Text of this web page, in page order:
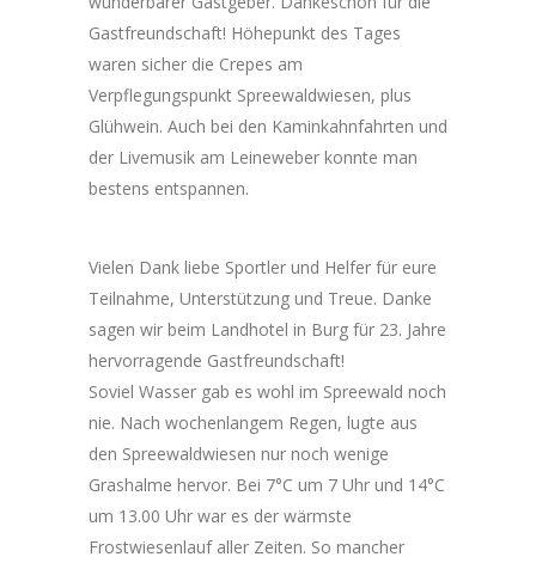
Gastfreundschaft! Höhepunkt des Tages
waren sicher die Crepes am
Verpflegungspunkt Spreewaldwiesen, plus
Glühwein. Auch bei den Kaminkahnfahrten und
der Livemusik am Leineweber konnte man
bestens entspannen.
Vielen Dank liebe Sportler und Helfer für eure
Teilnahme, Unterstützung und Treue. Danke
sagen wir beim Landhotel in Burg für 23. Jahre
hervorragende Gastfreundschaft!
Soviel Wasser gab es wohl im Spreewald noch
nie. Nach wochenlangem Regen, lugte aus
den Spreewaldwiesen nur noch wenige
Grashalme hervor. Bei 7°C um 7 Uhr und 14°C
um 13.00 Uhr war es der wärmste
Frostwiesenlauf aller Zeiten. So mancher